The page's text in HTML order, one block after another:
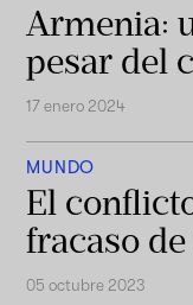
Armenia:
pesar del
17 enero 2024
MUNDO
El
fracaso
05 octubre 2023